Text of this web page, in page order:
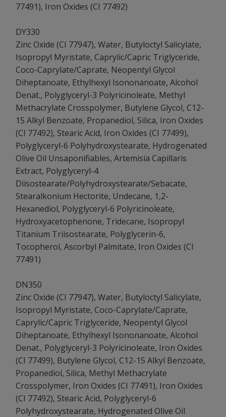
77491), Iron Oxides (CI 77492)
DY330
Zinc Oxide (CI 77947), Water, Butyloctyl Salicylate,
Isopropyl Myristate, Caprylic/Capric Triglyceride,
Coco-Caprylate/Caprate, Neopentyl Glycol
Diheptanoate, Ethylhexyl Isononanoate, Alcohol
Denat., Polyglyceryl-3 Polyricinoleate, Methyl
Methacrylate Crosspolymer, Butylene Glycol, C12-
15 Alkyl Benzoate, Propanediol, Silica, Iron Oxides
(CI 77492), Stearic Acid, Iron Oxides (CI 77499),
Polyglyceryl-6 Polyhydroxystearate, Hydrogenated
Olive Oil Unsaponifiables, Artemisia Capillaris
Extract, Polyglyceryl-4
Diisostearate/Polyhydroxystearate/Sebacate,
Stearalkonium Hectorite, Undecane, 1,2-
Hexanediol, Polyglyceryl-6 Polyricinoleate,
Hydroxyacetophenone, Tridecane, Isopropyl
Titanium Triisostearate, Polyglycerin-6,
Tocopherol, Ascorbyl Palmitate, Iron Oxides (CI
77491)
DN350
Zinc Oxide (CI 77947), Water, Butyloctyl Salicylate,
Isopropyl Myristate, Coco-Caprylate/Caprate,
Caprylic/Capric Triglyceride, Neopentyl Glycol
Diheptanoate, Ethylhexyl Isononanoate, Alcohol
Denat., Polyglyceryl-3 Polyricinoleate, Iron Oxides
(CI 77499), Butylene Glycol, C12-15 Alkyl Benzoate,
Propanediol, Silica, Methyl Methacrylate
Crosspolymer, Iron Oxides (CI 77491), Iron Oxides
(CI 77492), Stearic Acid, Polyglyceryl-6
Polyhydroxystearate, Hydrogenated Olive Oil